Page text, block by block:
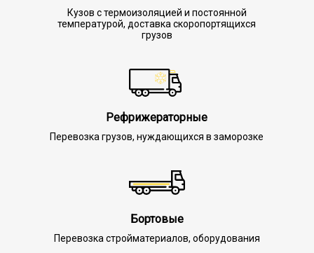
Кузов с термоизоляцией и постоянной
температурой, доставка скоропортящихся
грузов
Рефрижераторные
Перевозка грузов, нуждающихся в заморозке
Бортовые
Перевозка стройматериалов, оборудования